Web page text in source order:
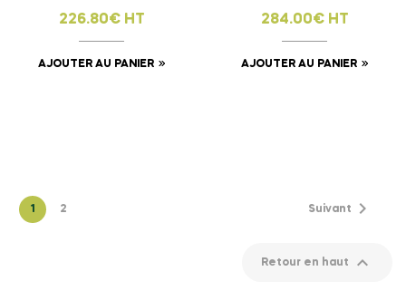
226.80€ HT
AJOUTER AU PANIER
284.00€ HT
AJOUTER AU PANIER
1 2 Suivant 
Retour en haut 